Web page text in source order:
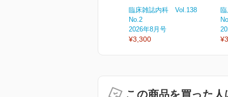
臨床雑誌内科 Vol.138
No.2
2026年8月号
¥3,300
この商品を買った